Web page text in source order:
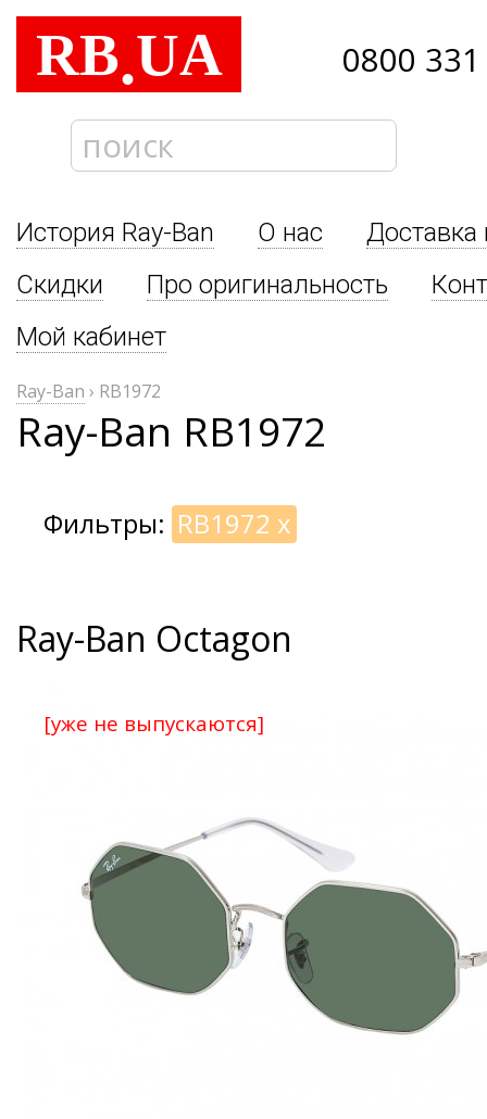
RB.UA 0800
История Ray-Ban О нас
Доставка
Скидки
Про оригинальность
Мой кабинет
Ray-Ban › RB1972
Ray-Ban RB1972
Фильтры: RB1972 x
Ray-Ban Octagon
[уже не выпускаются]